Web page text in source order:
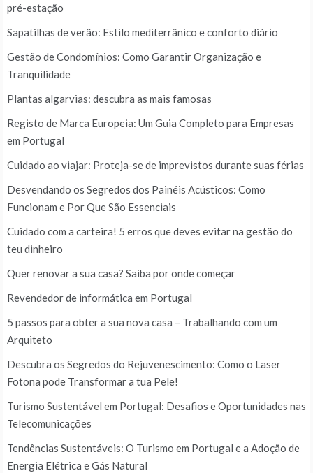
pré-estação
Sapatilhas de verão: Estilo mediterrânico e conforto diário
Gestão de Condomínios: Como Garantir Organização e
Tranquilidade
Plantas algarvias: descubra as mais famosas
Registo de Marca Europeia: Um Guia Completo para Empresas
em Portugal
Cuidado ao viajar: Proteja-se de imprevistos durante suas férias
Desvendando os Segredos dos Painéis Acústicos: Como
Funcionam e Por Que São Essenciais
Cuidado com a carteira! 5 erros que deves evitar na gestão do
teu dinheiro
Quer renovar a sua casa? Saiba por onde começar
Revendedor de informática em Portugal
5 passos para obter a sua nova casa – Trabalhando com um
Arquiteto
Descubra os Segredos do Rejuvenescimento: Como o Laser
Fotona pode Transformar a tua Pele!
Turismo Sustentável em Portugal: Desafios e Oportunidades nas
Telecomunicações
Tendências Sustentáveis: O Turismo em Portugal e a Adoção de
Energia Elétrica e Gás Natural